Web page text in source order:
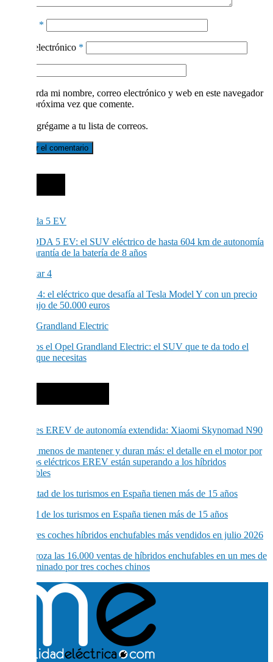
*
Correo electrónico *
Guarda mi nombre, correo electrónico y web en este navegador
para la próxima vez que comente.
Sí, agrégame a tu lista de correos.
El OMODA 5 EV: el SUV eléctrico de hasta 604 km de autonomía
y una garantía de la batería de 8 años
Polestar 4: el eléctrico que desafía al Tesla Model Y con un precio
por debajo de 50.000 euros
Probamos el Opel Grandland Electric: el SUV que te da todo el
espacio que necesitas
Cuestan menos de mantener y duran más: el detalle en el motor por
el que los eléctricos EREV están superando a los híbridos
enchufables
La mitad de los turismos en España tienen más de 15 años
España roza las 16.000 ventas de híbridos enchufables en un mes de
julio dominado por tres coches chinos